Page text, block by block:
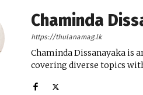
Chaminda
https://thulanamag.lk
Chaminda Dissanayaka is
covering diverse topics